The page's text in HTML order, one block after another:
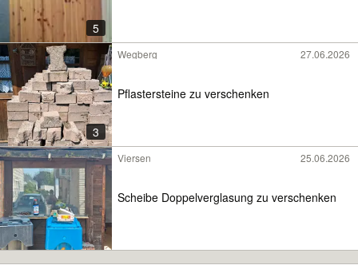
5
3
Wegberg 27.06.2026
Pflastersteine zu verschenken
Viersen 25.06.2026
Scheibe Doppelverglasung zu verschenken